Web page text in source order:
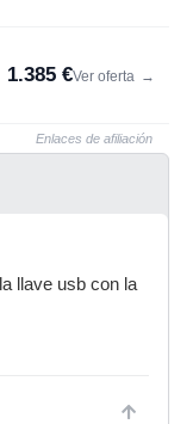
1.385 €Ver oferta →
Enlaces de afiliación
llave usb con la